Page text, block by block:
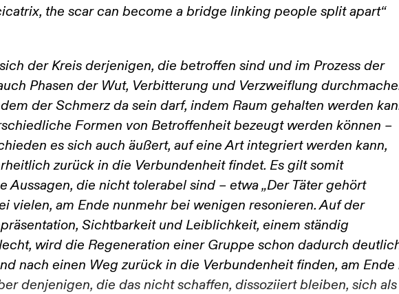
the scar can become a bridge linking people split apart“
der Kreis derjenigen, die betroffen sind und im Prozess der
Phasen der Wut, Verbitterung und Verzweiflung
der Schmerz da sein darf, indem Raum gehalten werden
Formen von Betroffenheit bezeugt werden können –
es sich auch äußert, auf eine Art integriert werden kann,
zurück in die Verbundenheit findet. Es gilt somit
Aussagen, die nicht tolerabel sind – etwa „Der Täter gehört
vielen, am Ende nunmehr bei wenigen ­resonieren. Auf der
Sichtbarkeit und Leiblichkeit, einem ständig
wird die Regeneration einer Gruppe schon dadurch
nach einen Weg zurück in die Verbundenheit finden, am Ende
denjenigen, die das nicht schaffen, dissoziiert bleiben, sich als